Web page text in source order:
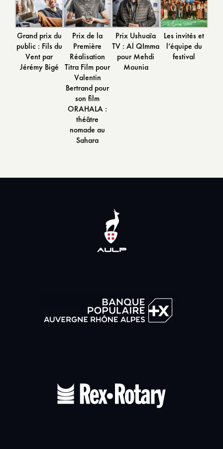
Grand prix du
public : Fils du
Vent par
Jérémy Bigé
Prix de la
Première
Réalisation
Titra Film pour
Valentin
Bertrand pour
son film
ORAHALA :
théâtre
nomade au
Sahara
Prix Ushuaïa
TV : Al QImma
pour Mehdi
Mounia
Les invités et
l’équipe du
festival